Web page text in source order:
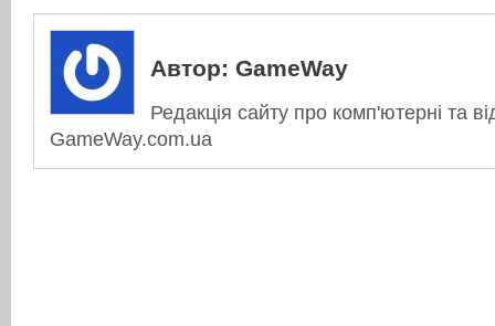
Автор: GameWay
Редакція сайту про комп'ютерні та
GameWay.com.ua